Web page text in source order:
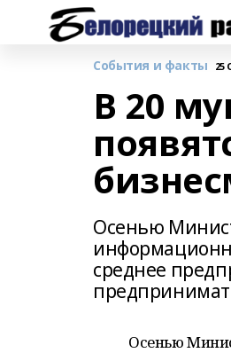
События и факты 25
В 20
Осенью
среднее
Осенью